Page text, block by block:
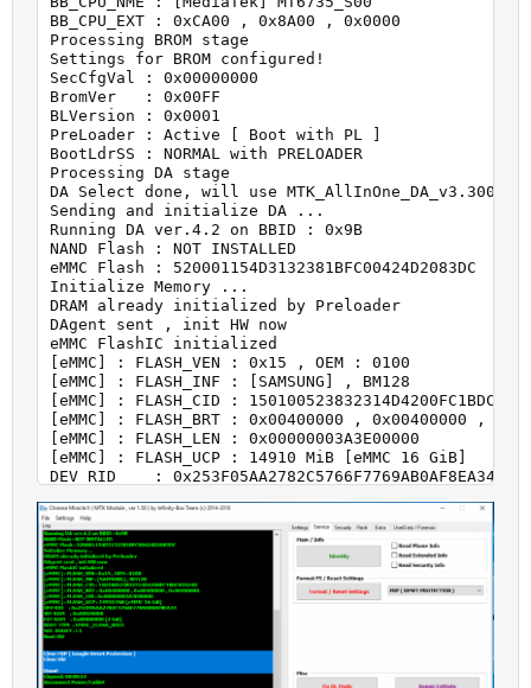
BB_CPU_EXT : 0xCA00 , 0x8A00 , 0x0000
Processing BROM stage
Settings for BROM configured!
SecCfgVal : 0x00000000
BromVer   : 0x00FF
BLVersion : 0x0001
PreLoader : Active [ Boot with PL ]
BootLdrSS : NORMAL with PRELOADER
Processing DA stage
DA Select done, will use
Sending and initialize DA ...
Running DA ver.4.2 on BBID : 0x9B
NAND Flash : NOT INSTALLED
eMMC Flash : 520001154D3132381BFC00424D2083DC
Initialize Memory ...
DRAM already initialized by Preloader
DAgent sent , init HW now
eMMC FlashIC initialized
[eMMC] : FLASH_VEN : 0x15 , OEM : 0100
[eMMC] : FLASH_INF : [SAMSUNG] , BM128
[eMMC] : FLASH_CID :
[eMMC] : FLASH_BRT : 0x00400000 , 0x00400000 ,
[eMMC] : FLASH_LEN : 0x00000003A3E00000
[eMMC] : FLASH_UCP : 14910 MiB [eMMC 16 GiB]
DEV RID    : 0x253F05AA2782C5766F7769AB0AF8EA34
EXT RAM    : 0x80000000 [2 GiB]
BOOT TYPE  : EMMC_FLASH_BOOT
SOC VERIFY : C1
Boot Ok!
Reset FRP
Clear FRP ( Google Reset Protection )
Clear Ok!
Done!